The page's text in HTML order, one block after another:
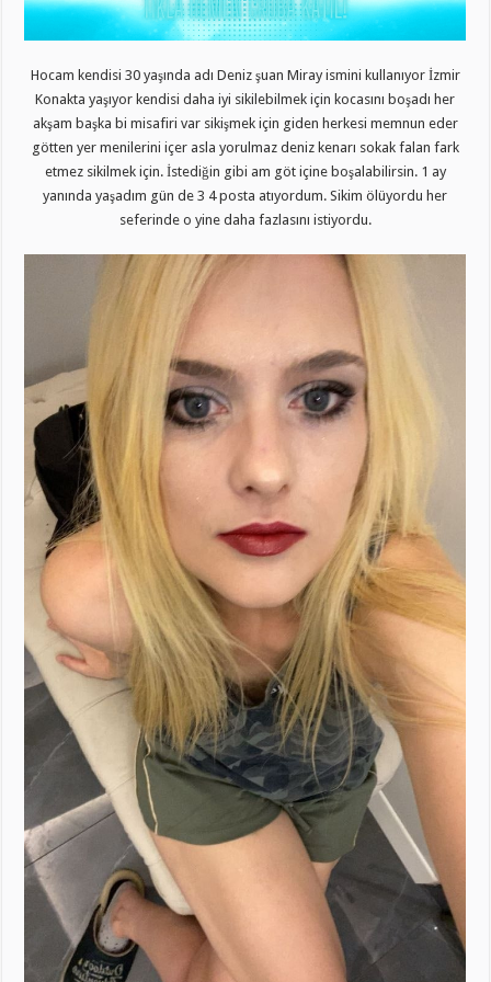
Hocam kendisi 30 yaşında adı Deniz şuan Miray ismini kullanıyor İzmir
Konakta yaşıyor kendisi daha iyi sikilebilmek için kocasını boşadı her
akşam başka bi misafiri var sikişmek için giden herkesi memnun eder
götten yer menilerini içer asla yorulmaz deniz kenarı sokak falan fark
etmez sikilmek için. İstediğin gibi am göt içine boşalabilirsin. 1 ay
yanında yaşadım gün de 3 4 posta atıyordum. Sikim ölüyordu her
seferinde o yine daha fazlasını istiyordu.